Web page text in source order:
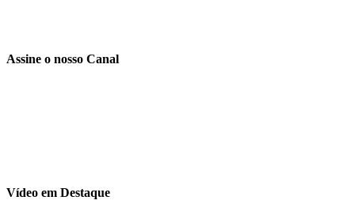
Assine o nosso Canal
Vídeo em Destaque